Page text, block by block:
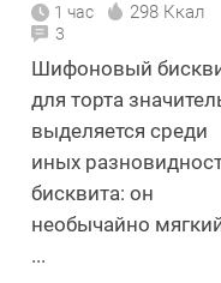
1 час 298 Ккал
3
Шифоновый
для торта
выделяется среди
иных
бисквита: он
необычайно
...